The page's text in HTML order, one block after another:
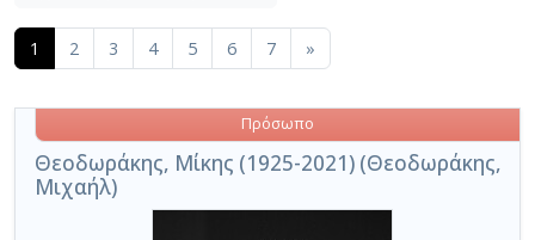
Περιορισμός αποτελεσμάτων με τη χρήση επιπλέον
1 (current)
2 3 4 5 6 7 »
Θεοδωράκης, Μίκης (1925-2021) (Θεοδωράκης,
Μιχαήλ)
Πρόσωπο